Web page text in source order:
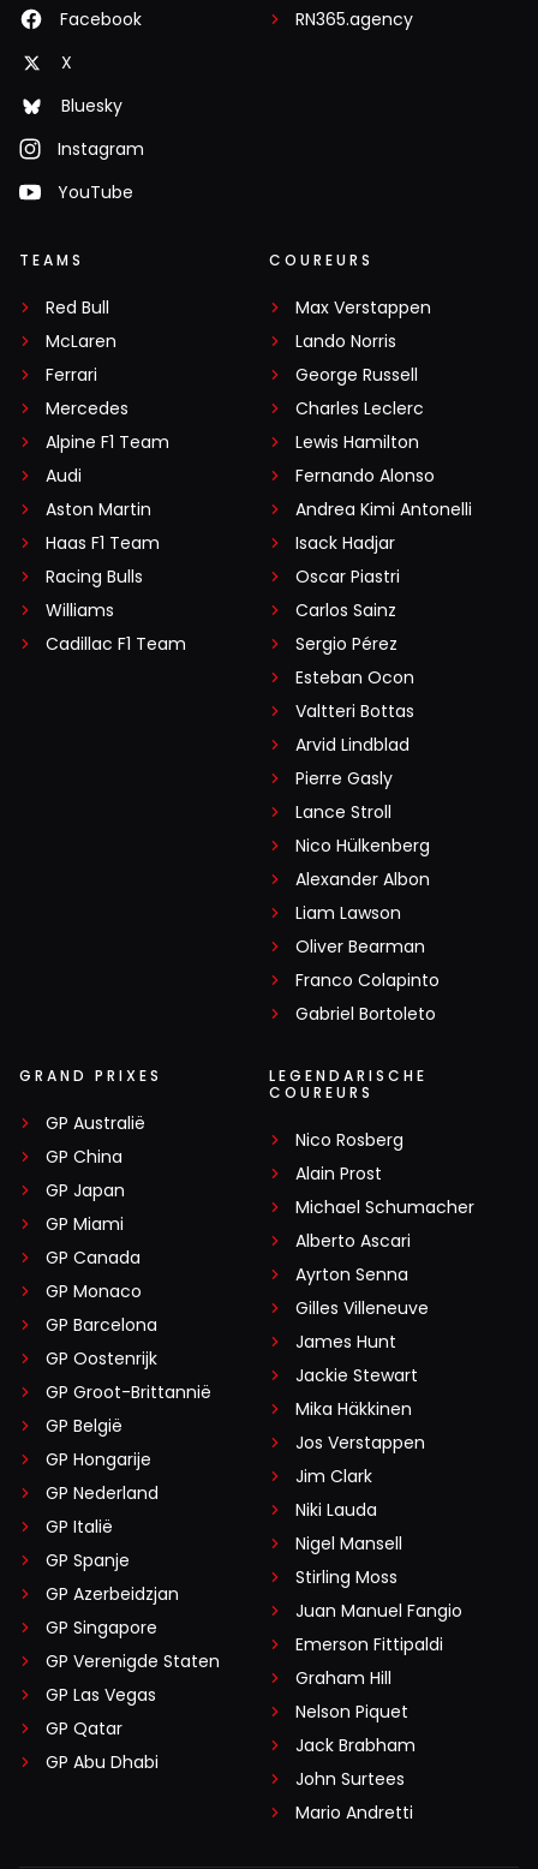
Facebook
X
Bluesky
Instagram
YouTube
RN365.agency
TEAMS
Red Bull
McLaren
Ferrari
Mercedes
Alpine F1 Team
Audi
Aston Martin
Haas F1 Team
Racing Bulls
Williams
Cadillac F1 Team
COUREURS
Max Verstappen
Lando Norris
George Russell
Charles Leclerc
Lewis Hamilton
Fernando Alonso
Andrea Kimi Antonelli
Isack Hadjar
Oscar Piastri
Carlos Sainz
Sergio Pérez
Esteban Ocon
Valtteri Bottas
Arvid Lindblad
Pierre Gasly
Lance Stroll
Nico Hülkenberg
Alexander Albon
Liam Lawson
Oliver Bearman
Franco Colapinto
Gabriel Bortoleto
GRAND PRIXES
GP Australië
GP China
GP Japan
GP Miami
GP Canada
GP Monaco
GP Barcelona
GP Oostenrijk
GP Groot-Brittannië
GP België
GP Hongarije
GP Nederland
GP Italië
GP Spanje
GP Azerbeidzjan
GP Singapore
GP Verenigde Staten
GP Las Vegas
GP Qatar
GP Abu Dhabi
LEGENDARISCHE
COUREURS
Nico Rosberg
Alain Prost
Michael Schumacher
Alberto Ascari
Ayrton Senna
Gilles Villeneuve
James Hunt
Jackie Stewart
Mika Häkkinen
Jos Verstappen
Jim Clark
Niki Lauda
Nigel Mansell
Stirling Moss
Juan Manuel Fangio
Emerson Fittipaldi
Graham Hill
Nelson Piquet
Jack Brabham
John Surtees
Mario Andretti